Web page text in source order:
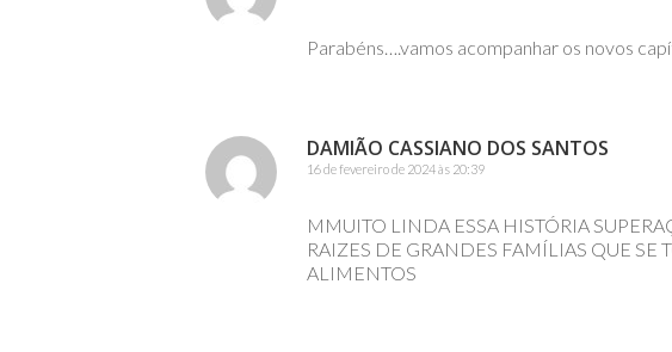
Parabéns….vamos acompanhar os novos
DAMIÃO CASSIANO DOS SANTOS
16 de fevereiro de 2024 às 20:39
MMUITO LINDA ESSA HISTÓRIA
RAIZES DE GRANDES FAMÍLIAS QUE SE
ALIMENTOS